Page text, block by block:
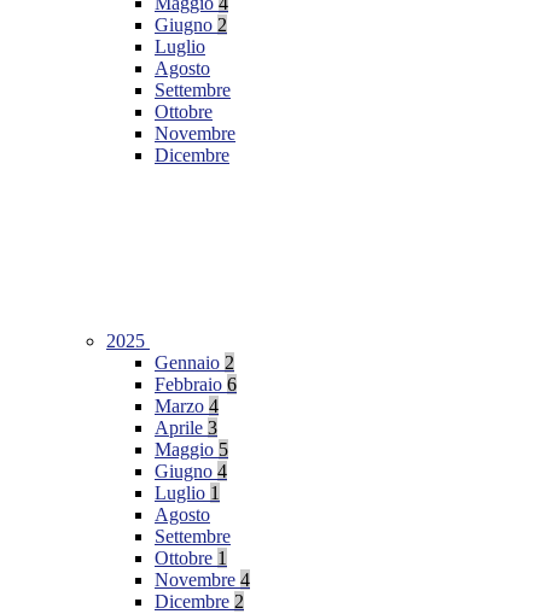
Giugno 2
Luglio
Agosto
Settembre
Ottobre
Novembre
Dicembre
2025
Gennaio 2
Febbraio 6
Marzo 4
Aprile 3
Maggio 5
Giugno 4
Luglio 1
Agosto
Settembre
Ottobre 1
Novembre 4
Dicembre 2